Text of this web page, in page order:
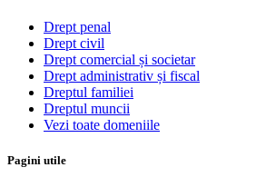
Drept penal
Drept civil
Drept comercial și societar
Drept administrativ și fiscal
Dreptul familiei
Dreptul muncii
Vezi toate domeniile
Pagini utile